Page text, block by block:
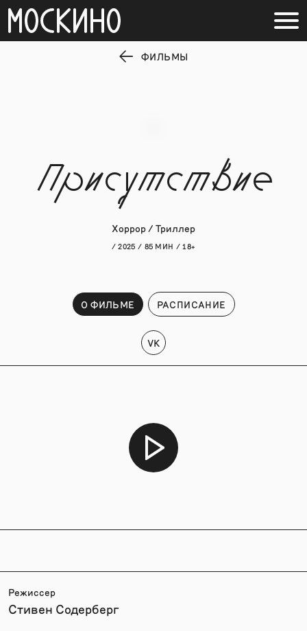
ФИЛЬМЫ
Присутствие
Хоррор / Триллер
/ 2025 / 85 МИН / 18+
О ФИЛЬМЕ РАСПИСАНИЕ
VK
Режиссер
Стивен Содерберг